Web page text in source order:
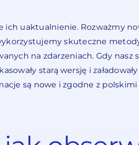
uaktualnienie. Rozważmy
skuteczne
na zdarzeniach. Gdy
starą wersję i
są nowe i zgodne z polskimi